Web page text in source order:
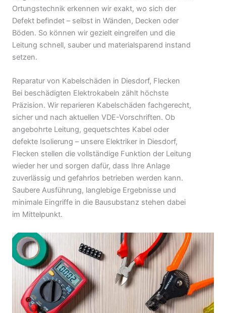
Ortungstechnik erkennen wir exakt, wo sich der
Defekt befindet – selbst in Wänden, Decken oder
Böden. So können wir gezielt eingreifen und die
Leitung schnell, sauber und materialsparend instand
setzen.
Reparatur von Kabelschäden in Diesdorf, Flecken
Bei beschädigten Elektrokabeln zählt höchste
Präzision. Wir reparieren Kabelschäden fachgerecht,
sicher und nach aktuellen VDE-Vorschriften. Ob
angebohrte Leitung, gequetschtes Kabel oder
defekte Isolierung – unsere Elektriker in Diesdorf,
Flecken stellen die vollständige Funktion der Leitung
wieder her und sorgen dafür, dass Ihre Anlage
zuverlässig und gefahrlos betrieben werden kann.
Saubere Ausführung, langlebige Ergebnisse und
minimale Eingriffe in die Bausubstanz stehen dabei
im Mittelpunkt.